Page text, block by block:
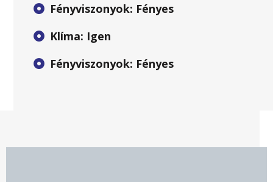
Fényviszonyok: Fényes
Klíma: Igen
Fényviszonyok: Fényes